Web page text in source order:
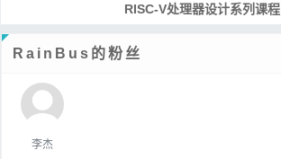
RISC-V处理器设计系列课程
RainBus的粉丝
李杰